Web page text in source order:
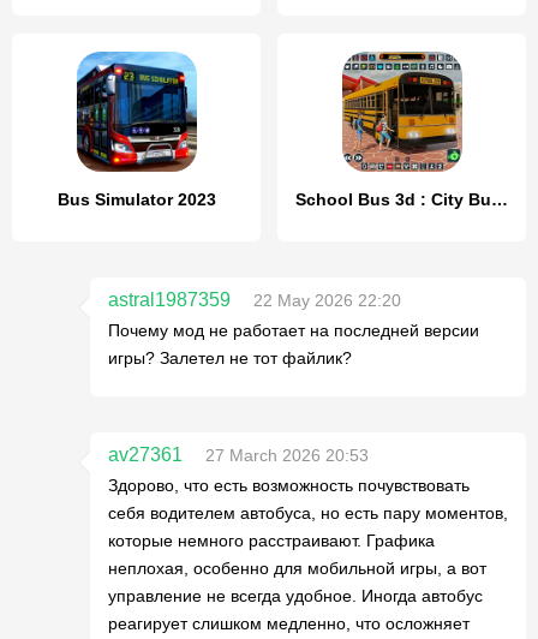
Bus Simulator 2023 School Bus 3d : City Bus Games
astral1987359
22 May 2026 22:20
Почему мод не работает на последней версии
игры? Залетел не тот файлик?
av27361
27 March 2026 20:53
Здорово, что есть возможность почувствовать
себя водителем автобуса, но есть пару моментов,
которые немного расстраивают. Графика
неплохая, особенно для мобильной игры, а вот
управление не всегда удобное. Иногда автобус
реагирует слишком медленно, что осложняет